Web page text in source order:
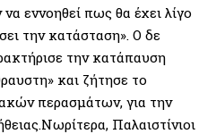
εννοηθεί πως θα έχει λίγο
την κατάσταση». Ο δε
την κατάπαυση
και ζήτησε το
περασμάτων, για την
Παλαιστίνιοι